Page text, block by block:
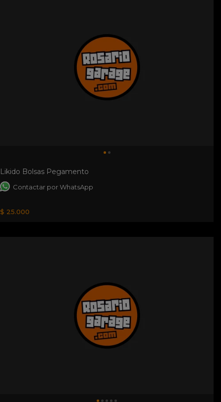
Likido Bolsas Pegamento
Contactar por WhatsApp
$ 25.000